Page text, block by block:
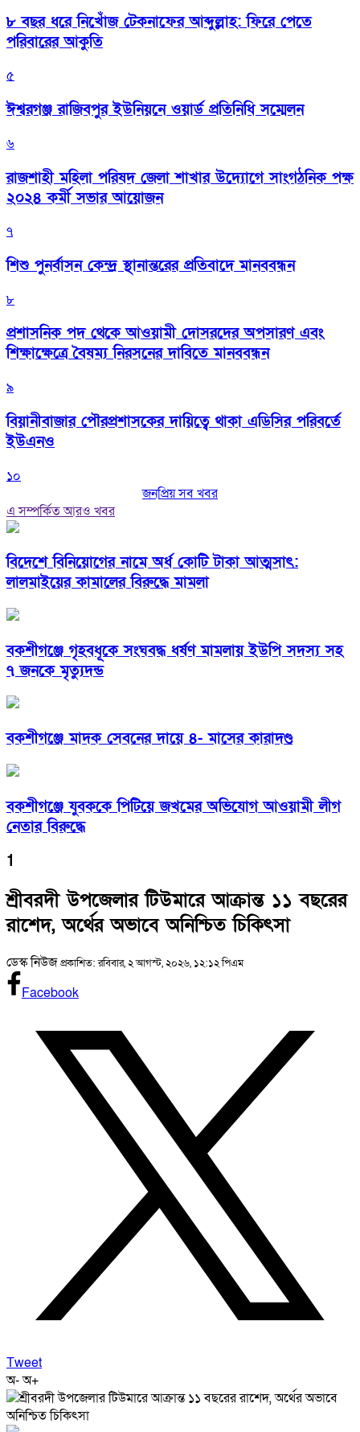
৮ বছর ধরে নিখোঁজ টেকনাফের আব্দুল্লাহ: ফিরে পেতে
পরিবারের আকুতি
৫
ঈশ্বরগঞ্জ রাজিবপুর ইউনিয়নে ওয়ার্ড প্রতিনিধি সম্মেলন
৬
রাজশাহী মহিলা পরিষদ জেলা শাখার উদ্যোগে সাংগঠনিক পক্ষ
২০২৪ কর্মী সভার আয়োজন
৭
শিশু পুনর্বাসন কেন্দ্র স্থানান্তরের প্রতিবাদে মানববন্ধন
৮
প্রশাসনিক পদ থেকে আওয়ামী দোসরদের অপসারণ এবং
শিক্ষাক্ষেত্রে বৈষম্য নিরসনের দাবিতে মানববন্ধন
৯
বিয়ানীবাজার পৌরপ্রশাসকের দায়িত্বে থাকা এডিসির পরিবর্তে
ইউএনও
১০
জনপ্রিয় সব খবর
এ সম্পর্কিত আরও খবর
বিদেশে বিনিয়োগের নামে অর্ধ কোটি টাকা আত্মসাৎ:
লালমাইয়ের কামালের বিরুদ্ধে মামলা
বকশীগঞ্জে গৃহবধূকে সংঘবদ্ধ ধর্ষণ মামলায় ইউপি সদস্য সহ
৭ জনকে মৃত্যুদন্ড
বকশীগঞ্জে মাদক সেবনের দায়ে ৪- মাসের কারাদণ্ড
বকশীগঞ্জে যুবককে পিটিয়ে জখমের অভিযোগ আওয়ামী লীগ
নেতার বিরুদ্ধে
1
শ্রীবরদী উপজেলার টিউমারে আক্রান্ত ১১ বছরের
রাশেদ, অর্থের অভাবে অনিশ্চিত চিকিৎসা
ডেস্ক নিউজপ্রকাশিত: রবিবার, ২ আগস্ট, ২০২৬, ১২:১২ পিএম
Facebook
Tweet
অ-অ+